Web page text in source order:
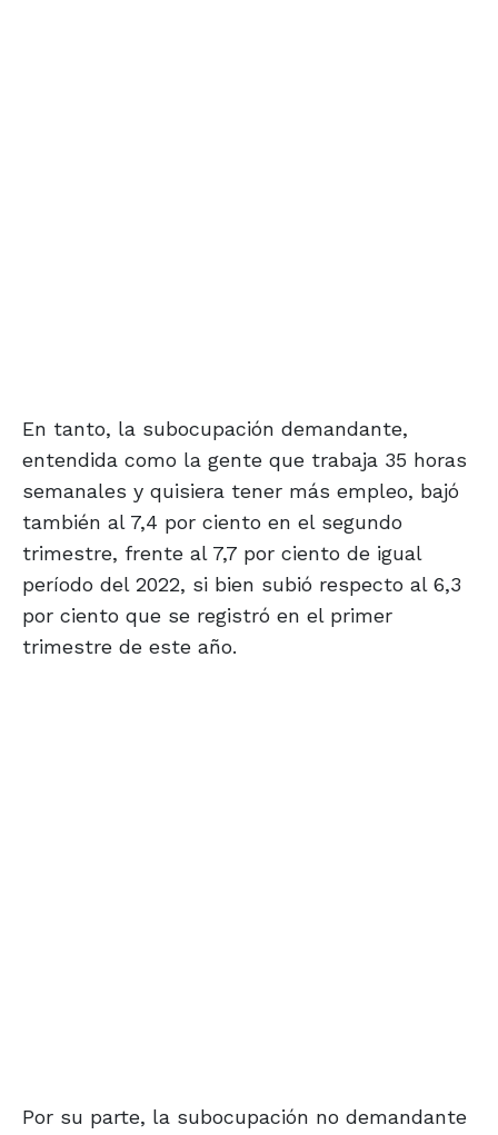
En tanto, la subocupación demandante,
entendida como la gente que trabaja 35 horas
semanales y quisiera tener más empleo, bajó
también al 7,4 por ciento en el segundo
trimestre, frente al 7,7 por ciento de igual
período del 2022, si bien subió respecto al 6,3
por ciento que se registró en el primer
trimestre de este año.
Por su parte, la subocupación no demandante